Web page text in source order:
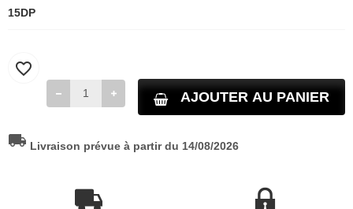
15DP
AJOUTER AU PANIER
favorite_border
local_shipping Livraison prévue à partir du 14/08/2026